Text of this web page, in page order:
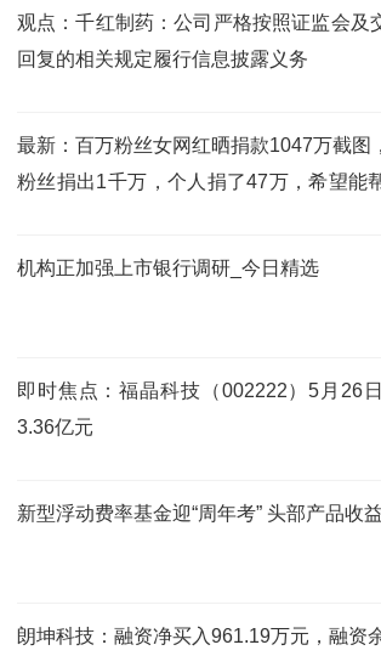
观点：千红制药：公司严格按照证监会及
回复的相关规定履行信息披露义务
最新：百万粉丝女网红晒捐款1047万截图
粉丝捐出1千万，个人捐了47万，希望能
机构正加强上市银行调研_今日精选
即时焦点：福晶科技（002222）5月26
3.36亿元
新型浮动费率基金迎“周年考” 头部产品收
朗坤科技：融资净买入961.19万元，融资